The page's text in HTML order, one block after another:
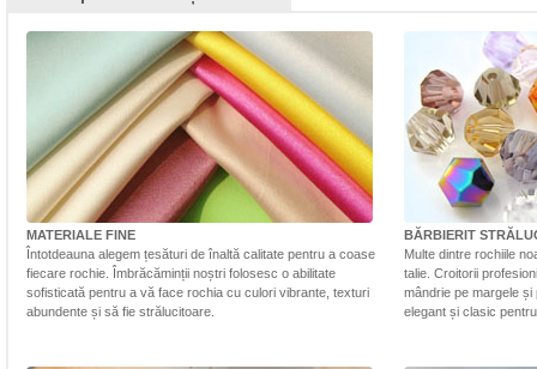
MATERIALE FINE
Întotdeauna alegem țesături de înaltă calitate pentru a coase
fiecare rochie. Îmbrăcăminții noștri folosesc o abilitate
sofisticată pentru a vă face rochia cu culori vibrante, texturi
abundente și să fie strălucitoare.
BĂRBIERIT
Multe dintre rochiile
talie. Croitorii
mândrie pe margele
elegant și clasic